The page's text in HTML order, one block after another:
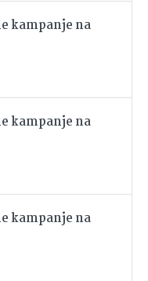
kampanje na
kampanje na
kampanje na